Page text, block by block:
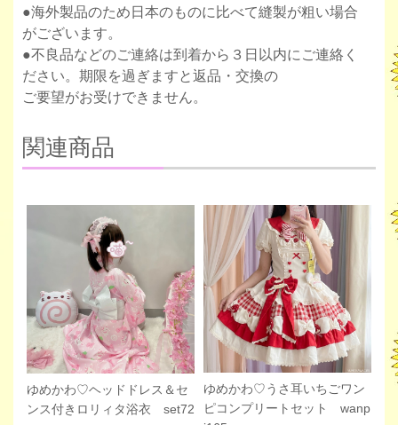
●海外製品のため日本のものに比べて縫製が粗い場合
がございます。
●不良品などのご連絡は到着から３日以内にご連絡く
ださい。期限を過ぎますと返品・交換の
ご要望がお受けできません。
関連商品
ゆめかわ♡ヘッドドレス＆セ
ンス付きロリィタ浴衣 set72
ゆめかわ♡うさ耳いちごワン
ピコンプリートセット wanp